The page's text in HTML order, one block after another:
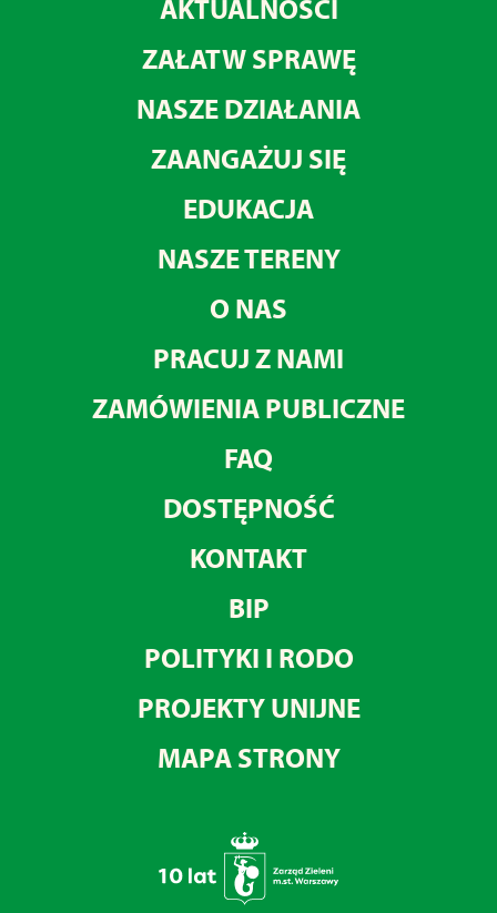
AKTUALNOŚCI
ZAŁATW SPRAWĘ
NASZE DZIAŁANIA
ZAANGAŻUJ SIĘ
EDUKACJA
NASZE TERENY
O NAS
PRACUJ Z NAMI
ZAMÓWIENIA PUBLICZNE
FAQ
DOSTĘPNOŚĆ
KONTAKT
BIP
POLITYKI I RODO
PROJEKTY UNIJNE
MAPA STRONY